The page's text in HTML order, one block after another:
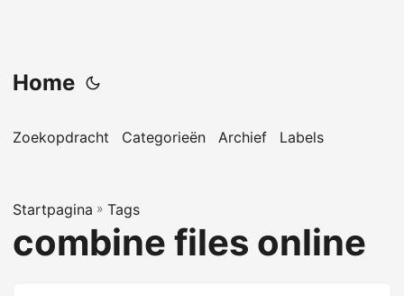
Home
Zoekopdracht Categorieën Archief Labels
Startpagina » Tags
combine files online